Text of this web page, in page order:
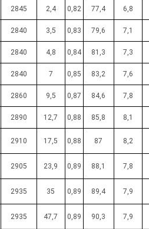
2845 2,4 0,82 77,4 6,8
2840 3,5 0,83 79,6 7,1
2840 4,8 0,84 81,3 7,3
2840 7 0,85 83,2 7,6
2860 9,5 0,87 84,6 7,8
2890 12,7 0,88 85,8
8,1
2910 17,5 0,88 87 8,2
2905 23,9 0,89 88,1 7,8
2935 35 0,89 89,4 7,9
2935 47,7 0,89 90,3 7,9